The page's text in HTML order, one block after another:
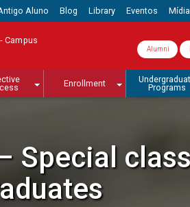
Aluno Blog Library Eventos
Campus
Alumni
Enrollment
Programs
Special